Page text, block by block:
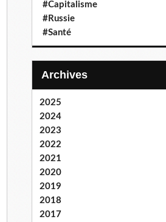
#Capitalisme
#Russie
#Santé
Archives
2025
2024
2023
2022
2021
2020
2019
2018
2017